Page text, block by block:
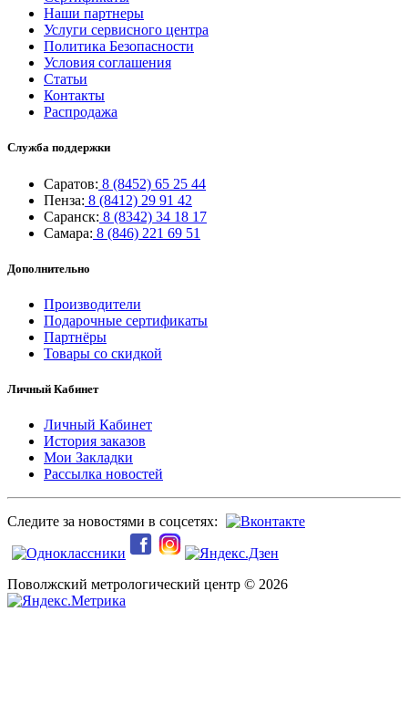
Наши партнеры
Услуги сервисного центра
Политика Безопасности
Условия соглашения
Статьи
Контакты
Распродажа
Служба поддержки
Саратов: 8 (8452) 65 25 44
Пенза: 8 (8412) 29 91 42
Саранск: 8 (8342) 34 18 17
Самара: 8 (846) 221 69 51
Дополнительно
Производители
Подарочные сертификаты
Партнёры
Товары со скидкой
Личный Кабинет
Личный Кабинет
История заказов
Мои Закладки
Рассылка новостей
Следите за новостями в соцсетях:
Поволжский метрологический центр © 2026